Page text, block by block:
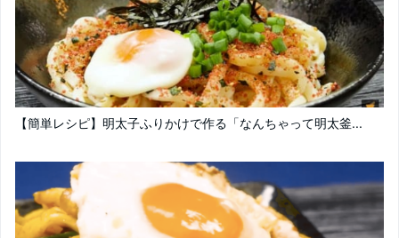
【簡単レシピ】明太子ふりかけで作る「なんちゃって明太釜...